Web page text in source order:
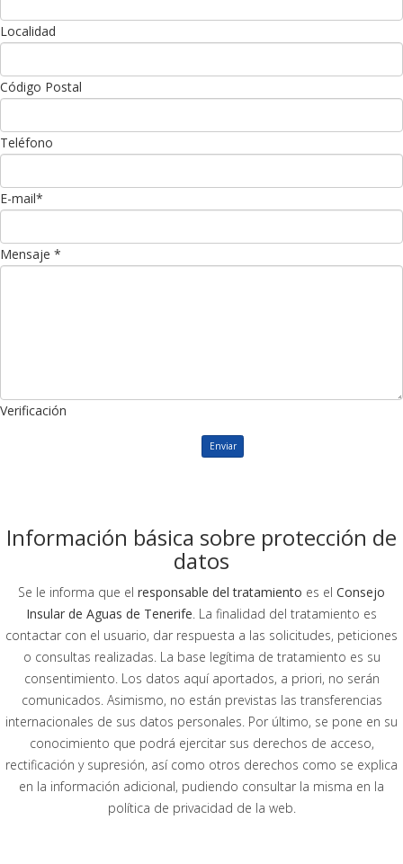
Localidad
Código Postal
Teléfono
E-mail*
Mensaje *
Verificación
Enviar
Información básica sobre protección de
datos
Se le informa que el responsable del tratamiento es el Consejo
Insular de Aguas de Tenerife . La finalidad del tratamiento es
contactar con el usuario, dar respuesta a las solicitudes, peticiones
o consultas realizadas. La base legítima de tratamiento es su
consentimiento. Los datos aquí aportados, a priori, no serán
comunicados. Asimismo, no están previstas las transferencias
internacionales de sus datos personales. Por último, se pone en su
conocimiento que podrá ejercitar sus derechos de acceso,
rectificación y supresión, así como otros derechos como se explica
en la información adicional, pudiendo consultar la misma en la
política de privacidad de la web.